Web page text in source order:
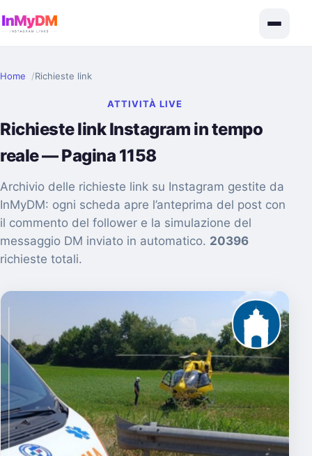
Home Richieste link
ATTIVITÀ LIVE
Richieste link Instagram in tempo
reale — Pagina 1158
Archivio delle richieste link su Instagram gestite da
InMyDM: ogni scheda apre l’anteprima del post con
il commento del follower e la simulazione del
messaggio DM inviato in automatico. 20396
richieste totali.